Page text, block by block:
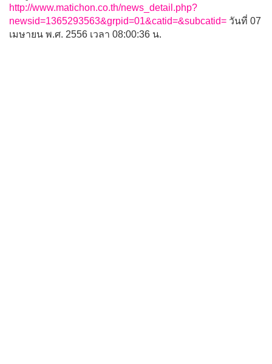
http://www.matichon.co.th/news_detail.php?
newsid=1365293563&grpid=01&catid=&subcatid= วันที่ 07
เมษายน พ.ศ. 2556 เวลา 08:00:36 น.